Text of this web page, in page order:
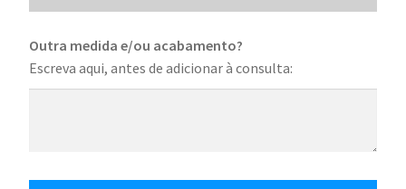
Outra medida e/ou acabamento?
Escreva aqui, antes de adicionar à consulta: